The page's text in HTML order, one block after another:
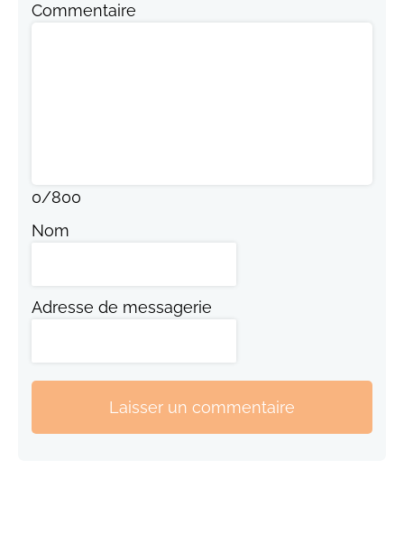
Commentaire
0/800
Nom
Adresse de messagerie
Laisser un commentaire